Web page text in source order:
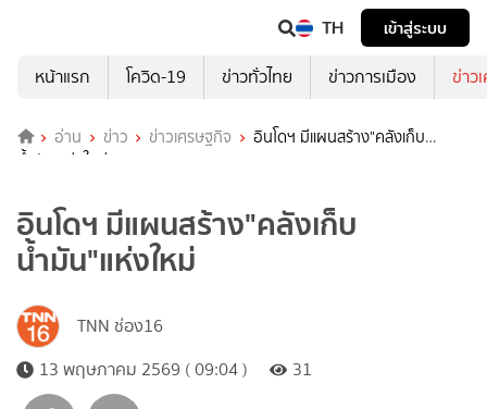
TH
เข้าสู่ระบบ
หน้าแรก
โควิด-19 ข่าวทั่วไทย ข่าวการเมือง ข่าว
อ่าน ข่าว ข่าวเศรษฐกิจ
อินโดฯ มีแผนสร้าง"คลังเก็บ
น้ำมัน"แห่งใหม่
อินโดฯ มีแผนสร้าง"คลังเก็บ
น้ำมัน"แห่งใหม่
TNN ช่อง16
13 พฤษภาคม 2569 ( 09:04 )
31